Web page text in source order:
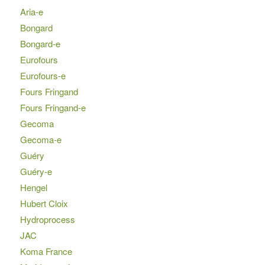
Aria-e
Bongard
Bongard-e
Eurofours
Eurofours-e
Fours Fringand
Fours Fringand-e
Gecoma
Gecoma-e
Guéry
Guéry-e
Hengel
Hubert Cloix
Hydroprocess
JAC
Koma France